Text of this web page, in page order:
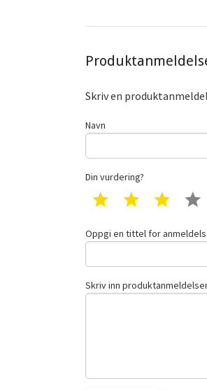
Skriv en
Navn
Din vurdering?
1 star 2 star 3 star
Oppgi en tittel for
Skriv inn